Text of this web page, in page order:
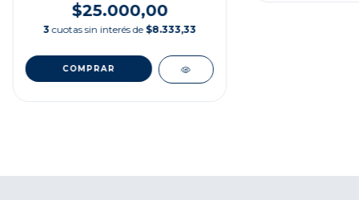
$25.000,00
3 cuotas sin interés de $8.333,33